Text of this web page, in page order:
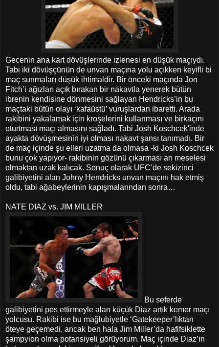
Gecenin ana kart dövüşlerinde izlenesi en düşük maçıydı.
Tabi iki dövüşçünün de unvan maçına yolu açıkken keyifli bi
maç sunmaları düşük ihtimaldir. Bir önceki maçında Jon
Fitch’i ağızları açık bırakan bir nakavtla yenerek bütün
ibrenin kendisine dönmesini sağlayan Hendricks’in bu
maçtaki bütün olayı ‘kafaüstü’ vuruşlardan ibaretti. Arada
rakibini yakalamak için kroşelerini kullanması ve birkaçını
oturtması maçı almasını sağladı. Tabi Josh Koschcek'inde
ayakta dövüşmesinin iyi olması nakavt şansı tanımadı. Bir
de maç içinde şu elleri uzatma da olmasa -ki Josh Koschcek
bunu çok yapıyor- rakibinin gözünü çıkarması an meselesi
olmaktan uzak kalıcak. Sonuç olarak UFC’de sekizinci
galibiyetini alan Johny Hendricks unvan maçını hak etmiş
oldu, tabi ağabeylerinin kapışmalarından sonra…
NATE DIAZ vs. JIM MILLER
Bu seferde
galibiyetini pes ettirmeyle alan küçük Diaz artık kemer maçı
yolcusu. Rakibi ise bu mağlubiyetle ‘Gatekeeper’lıktan
öteye geçemedi, ancak ben hala Jim Miller’da hafifsiklette
şampyion olma potansiyeli görüyorum. Maç içinde Diaz’ın